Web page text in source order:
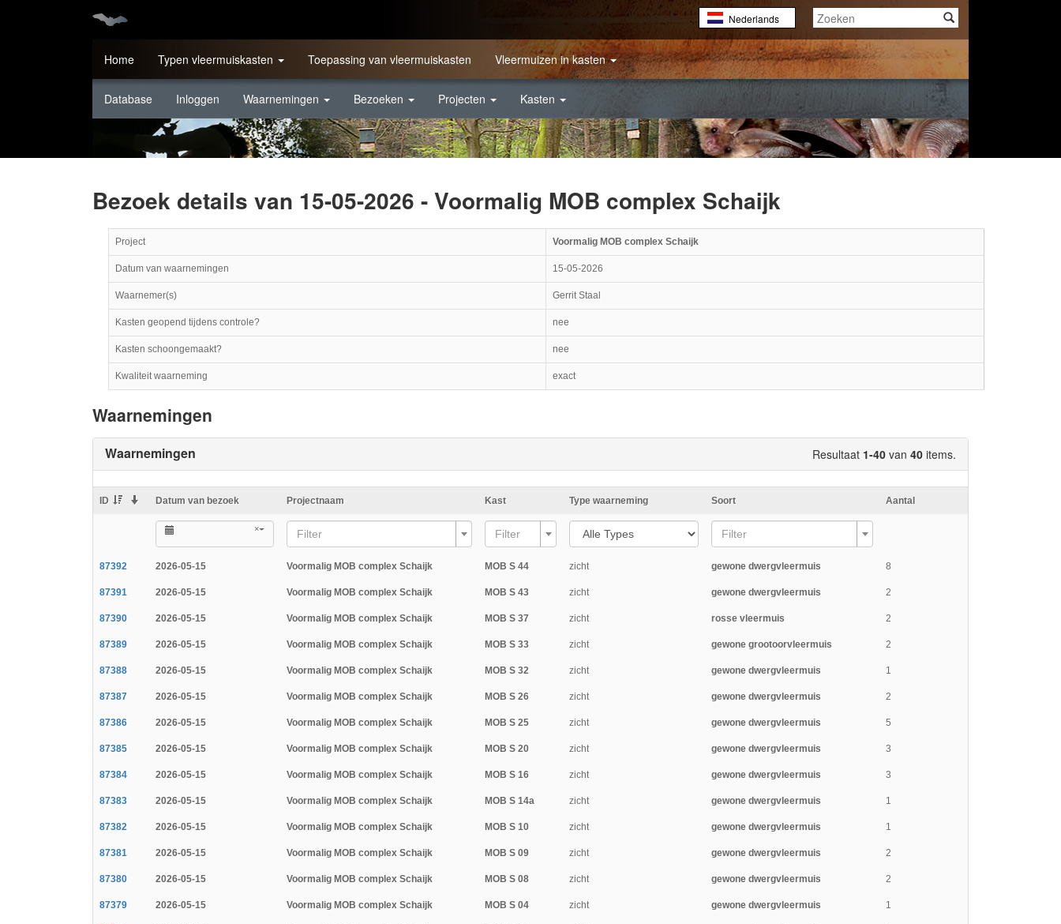
Nederlands
English
Français
Home Typen vleermuiskasten Toepassing van vleermuiskasten Vleermuizen in kasten
Database Inloggen Waarnemingen Bezoeken Projecten Kasten
Bezoek details van 15-05-2026 - Voormalig MOB complex Schaijk
Project Voormalig MOB complex Schaijk
Datum van waarnemingen 15-05-2026
Waarnemer(s) Gerrit Staal
Kasten geopend tijdens controle? nee
Kasten schoongemaakt? nee
Kwaliteit waarneming exact
Waarnemingen
Resultaat 1-40 van 40 items.
Waarnemingen
ID Datum van bezoek Projectnaam Kast Type waarneming Soort Aantal
× Filter Filter Filter
87392 2026-05-15 Voormalig MOB complex Schaijk MOB S 44 zicht gewone dwergvleermuis 8
87391 2026-05-15 Voormalig MOB complex Schaijk MOB S 43 zicht gewone dwergvleermuis 2
87390 2026-05-15 Voormalig MOB complex Schaijk MOB S 37 zicht rosse vleermuis 2
87389 2026-05-15 Voormalig MOB complex Schaijk MOB S 33 zicht gewone grootoorvleermuis 2
87388 2026-05-15 Voormalig MOB complex Schaijk MOB S 32 zicht gewone dwergvleermuis 1
87387 2026-05-15 Voormalig MOB complex Schaijk MOB S 26 zicht gewone dwergvleermuis 2
87386 2026-05-15 Voormalig MOB complex Schaijk MOB S 25 zicht gewone dwergvleermuis 5
87385 2026-05-15 Voormalig MOB complex Schaijk MOB S 20 zicht gewone dwergvleermuis 3
87384 2026-05-15 Voormalig MOB complex Schaijk MOB S 16 zicht gewone dwergvleermuis 3
87383 2026-05-15 Voormalig MOB complex Schaijk MOB S 14a zicht gewone dwergvleermuis 1
87382 2026-05-15 Voormalig MOB complex Schaijk MOB S 10 zicht gewone dwergvleermuis 1
87381 2026-05-15 Voormalig MOB complex Schaijk MOB S 09 zicht gewone dwergvleermuis 2
87380 2026-05-15 Voormalig MOB complex Schaijk MOB S 08 zicht gewone dwergvleermuis 2
87379 2026-05-15 Voormalig MOB complex Schaijk MOB S 04 zicht gewone dwergvleermuis 1